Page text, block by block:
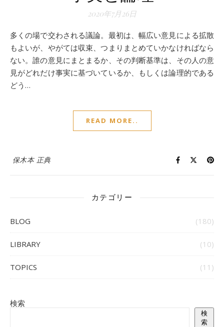
2020年7月26日
多くの場で交わされる議論。最初は、幅広い意見による拡散
もよいが、やがては収束、つまりまとめていかなければなら
ない。誰の意見にまとまるか、その判断基準は、その人の意
見がどれだけ事実に基づいているか、もしくは論理的である
どう…
READ MORE..
保木本 正典
カテゴリー
BLOG (180)
LIBRARY (10)
TOPICS (11)
検索
検
索